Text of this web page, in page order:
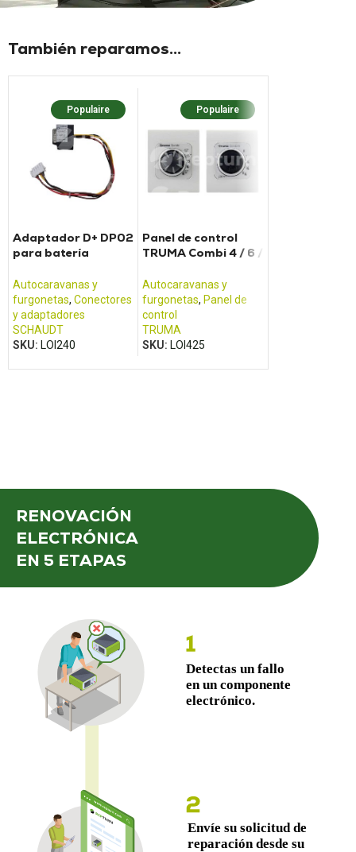
También reparamos...
Populaire
Adaptador D+ DP02
para batería
Autocaravanas y
furgonetas, Conectores
y adaptadores
SCHAUDT
SKU: LOI240
Populaire
Panel de control
TRUMA Combi 4 / 6 /
Autocaravanas y
furgonetas, Panel de
control
TRUMA
SKU: LOI425
Populaire
RENOVACIÓN
ELECTRÓNICA
EN 5 ETAPAS